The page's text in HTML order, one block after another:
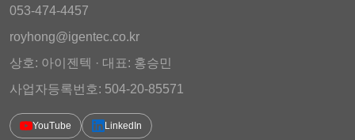
053-474-4457
royhong@igentec.co.kr
상호: 아이젠텍 · 대표: 홍승민
사업자등록번호: 504-20-85571
YouTube LinkedIn